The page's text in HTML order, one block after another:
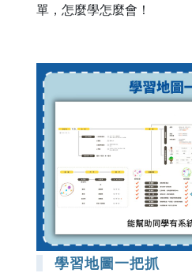
單，怎麼學怎麼會！
學習地圖一把抓